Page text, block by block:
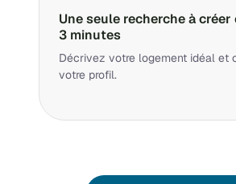
Une seule recherche à créer
3 minutes
Décrivez votre logement idéal et
votre profil.